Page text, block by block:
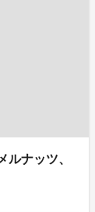
ナッツ、